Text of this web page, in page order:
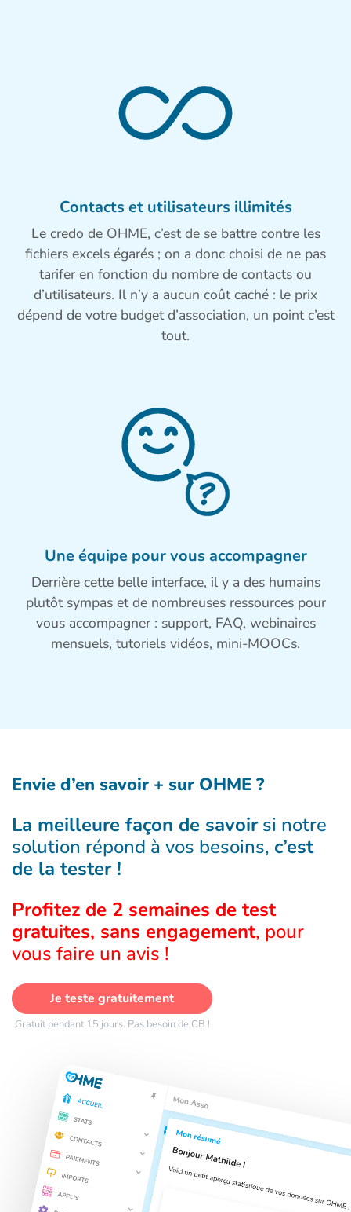
Contacts et utilisateurs illimités
Le credo de OHME, c’est de se battre contre les
fichiers excels égarés ; on a donc choisi de ne pas
tarifer en fonction du nombre de contacts ou
d’utilisateurs. Il n’y a aucun coût caché : le prix
dépend de votre budget d’association, un point c’est
tout.
Une équipe pour vous accompagner
Derrière cette belle interface, il y a des humains
plutôt sympas et de nombreuses ressources pour
vous accompagner : support, FAQ, webinaires
mensuels, tutoriels vidéos, mini-MOOCs.
Envie d’en savoir + sur OHME ?
La meilleure façon de savoirsi notre
solution répond à vos besoins, c’est
de la tester !
Profitez de 2 semaines de test
gratuites, sans engagement, pour
vous faire un avis !
Je teste gratuitement
Gratuit pendant 15 jours. Pas besoin de CB !